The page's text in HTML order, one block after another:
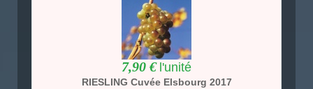
7,90 € l'unité
RIESLING Cuvée Elsbourg 2017